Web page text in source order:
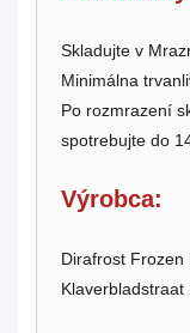
Skladujte v
Minimálna
Po rozmrazení
spotrebujte do
Výrobca:
Dirafrost Frozen